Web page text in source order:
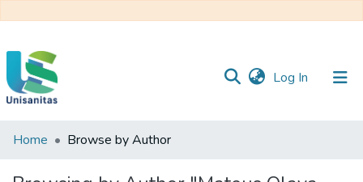
Log In (current)
Home Browse by Author